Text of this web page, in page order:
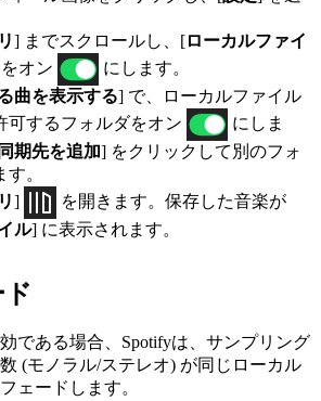
] までスクロールし、[ローカルファイ
オン
にします。
曲を表示する] で、ローカルファイル
可するフォルダをオン
にしま
同期先を追加] をクリックして別のフォ
。
]
を開きます。保存した音楽が
ル] に表示されます。
である場合、Spotifyは、サンプリング
(モノラル/ステレオ) が同じローカル
ェードします。